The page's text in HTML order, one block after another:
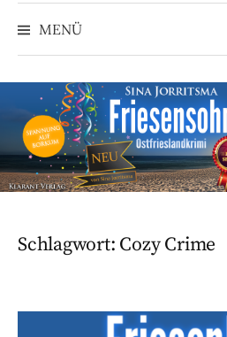
MENÜ
Schlagwort: Cozy Crime